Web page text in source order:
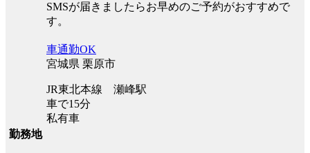
SMSが届きましたらお早めのご予約がおすすめで
す。
勤務地
車通勤OK
宮城県 栗原市
JR東北本線 瀬峰駅
車で15分
私有車